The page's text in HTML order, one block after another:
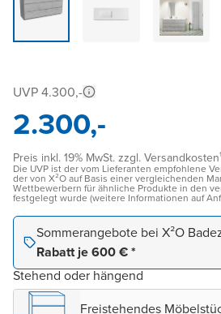
UVP 4.300,-
2.300,-
Preis inkl. 19% MwSt. zzgl. Versandkosten¹
Die UVP ist der vom Lieferanten empfohlene
der von X²O auf Basis einer vergleichenden
Wettbewerbern für ähnliche Produkte in den
festgelegt wurde (weitere Informationen auf
Sommerangebote bei X²O
Rabatt je 600 € *
Stehend oder hängend
Freistehendes